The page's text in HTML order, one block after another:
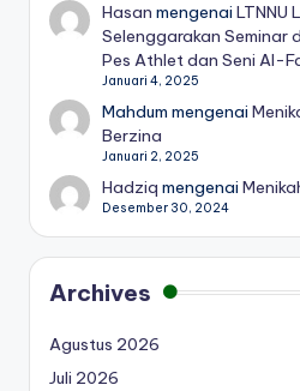
Hasan mengenaiLTNNU
Selenggarakan Seminar
Pes Athlet dan Seni Al-
Januari 4, 2025
Mahdum mengenai
Berzina
Januari 2, 2025
Hadziq mengenai
Desember 30, 2024
Archives
Agustus 2026
Juli 2026